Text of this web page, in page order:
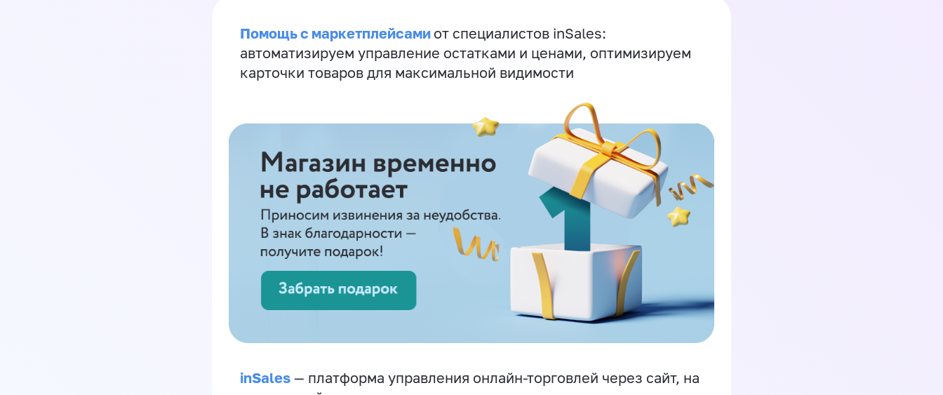
Помощь с маркетплейсами от специалистов inSales:
автоматизируем управление остатками и ценами, оптимизируем
карточки товаров для максимальной видимости
inSales — платформа управления онлайн-торговлей через сайт, на